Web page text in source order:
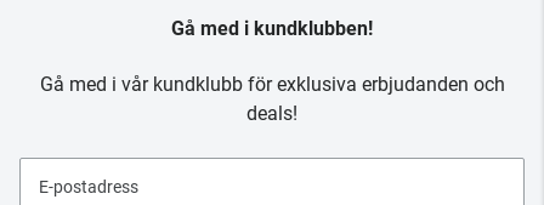
Gå med i kundklubben!
Gå med i vår kundklubb för exklusiva erbjudanden och
deals!
E-postadress